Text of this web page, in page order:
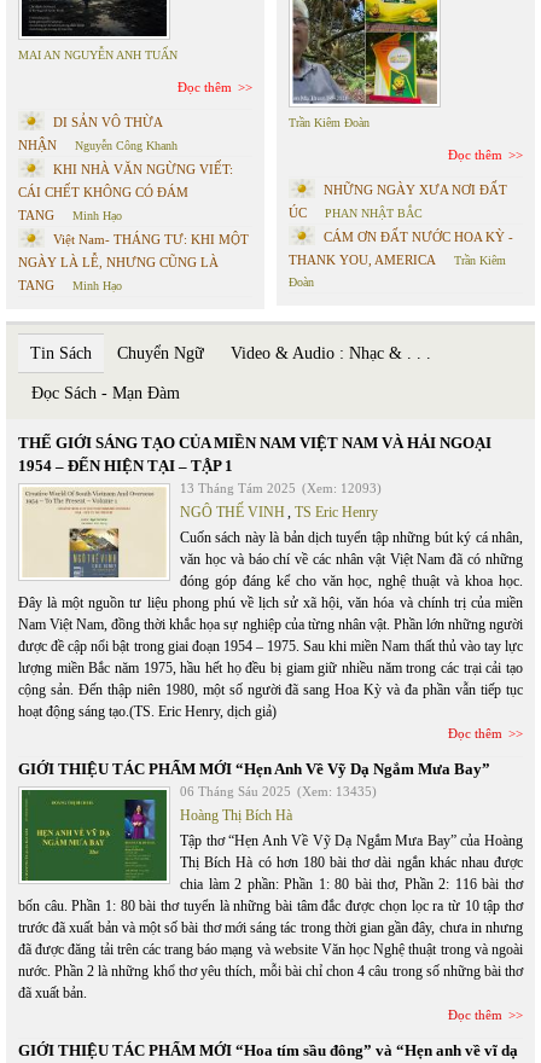
MAI AN NGUYỄN ANH TUẤN
Đọc thêm
DI SẢN VÔ THỪA
NHẬN
Nguyễn Công Khanh
KHI NHÀ VĂN NGỪNG VIẾT:
CÁI CHẾT KHÔNG CÓ ĐÁM
TANG
Minh Hạo
Việt Nam- THÁNG TƯ: KHI MỘT
NGÀY LÀ LỄ, NHƯNG CŨNG LÀ
TANG
Minh Hạo
Trần Kiêm Đoàn
Đọc thêm
NHỮNG NGÀY XƯA NƠI ĐẤT
ÚC
PHAN NHẬT BẮC
CÁM ƠN ĐẤT NƯỚC HOA KỲ -
THANK YOU, AMERICA
Trần Kiêm
Đoàn
Tin Sách Chuyển Ngữ Video & Audio : Nhạc & . . .
Đọc Sách - Mạn Đàm
THẾ GIỚI SÁNG TẠO CỦA MIỀN NAM VIỆT NAM VÀ HẢI NGOẠI
1954 – ĐẾN HIỆN TẠI – TẬP 1
13 Tháng Tám 2025 (Xem: 12093)
NGÔ THẾ VINH, TS Eric Henry
Cuốn sách này là bản dịch tuyển tập những bút ký cá nhân,
văn học và báo chí về các nhân vật Việt Nam đã có những
đóng góp đáng kể cho văn học, nghệ thuật và khoa học.
Đây là một nguồn tư liệu phong phú về lịch sử xã hội, văn hóa và chính trị của miền
Nam Việt Nam, đồng thời khắc họa sự nghiệp của từng nhân vật. Phần lớn những người
được đề cập nổi bật trong giai đoạn 1954 – 1975. Sau khi miền Nam thất thủ vào tay lực
lượng miền Bắc năm 1975, hầu hết họ đều bị giam giữ nhiều năm trong các trại cải tạo
cộng sản. Đến thập niên 1980, một số người đã sang Hoa Kỳ và đa phần vẫn tiếp tục
hoạt động sáng tạo.(TS. Eric Henry, dịch giả)
Đọc thêm
GIỚI THIỆU TÁC PHẨM MỚI “Hẹn Anh Về Vỹ Dạ Ngắm Mưa Bay”
06 Tháng Sáu 2025 (Xem: 13435)
Hoàng Thị Bích Hà
Tập thơ “Hẹn Anh Về Vỹ Dạ Ngắm Mưa Bay” của Hoàng
Thị Bích Hà có hơn 180 bài thơ dài ngắn khác nhau được
chia làm 2 phần: Phần 1: 80 bài thơ, Phần 2: 116 bài thơ
bốn câu. Phần 1: 80 bài thơ tuyển là những bài tâm đắc được chọn lọc ra từ 10 tập thơ
trước đã xuất bản và một số bài thơ mới sáng tác trong thời gian gần đây, chưa in nhưng
đã được đăng tải trên các trang báo mạng và website Văn học Nghệ thuật trong và ngoài
nước. Phần 2 là những khổ thơ yêu thích, mỗi bài chỉ chon 4 câu trong số những bài thơ
đã xuất bản.
Đọc thêm
GIỚI THIỆU TÁC PHẨM MỚI “Hoa tím sầu đông” và “Hẹn anh về vĩ dạ